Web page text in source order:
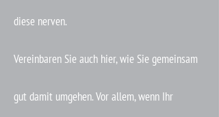
diese nerven.
Vereinbaren Sie auch hier, wie Sie gemeinsam
gut damit umgehen. Vor allem, wenn Ihr